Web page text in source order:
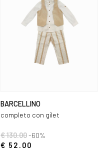
BARCELLINO
completo con gilet
€ 130.00-60%
€ 52.00